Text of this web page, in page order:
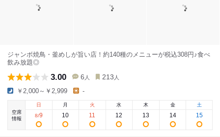
ジャンボ焼鳥・釜めしが旨い店！約140種のメニューが税込308円♪食べ
飲み放題◎
3.00 6 人 213 人
￥2,000～￥2,999 -
空席
情報
日
8/9
月
10
火
11
水
12
木
13
金
14
土
15